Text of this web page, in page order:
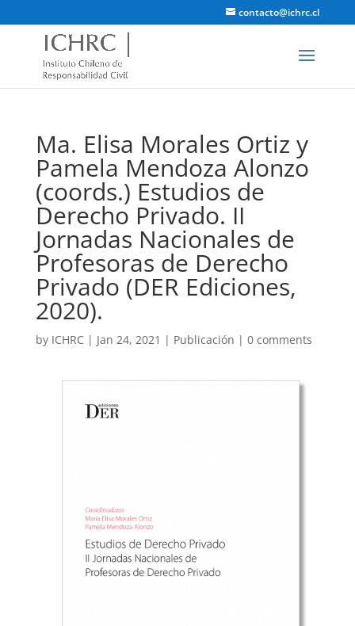
contacto@ichrc.cl
Ma. Elisa Morales Ortiz y
Pamela Mendoza Alonzo
(coords.) Estudios de
Derecho Privado. II
Jornadas Nacionales de
Profesoras de Derecho
Privado (DER Ediciones,
2020).
by ICHRC | Jan 24, 2021 | Publicación | 0 comments